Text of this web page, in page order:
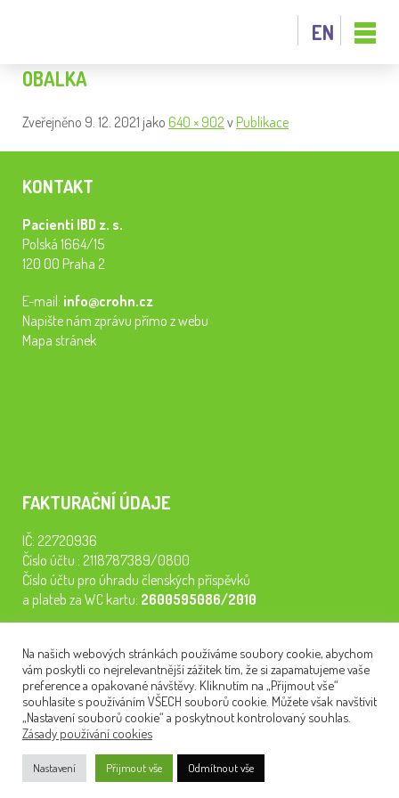
EN
OBALKA
Zveřejněno 9. 12. 2021 jako 640 × 902v Publikace
KONTAKT
Pacienti IBD z. s.
Polská 1664/15
120 00 Praha 2
E-mail: info@crohn.cz
Napište nám zprávu přímo z webu
Mapa stránek
FAKTURAČNÍ ÚDAJE
IČ: 22720936
Číslo účtu.: 2118787389/0800
Číslo účtu pro úhradu členských příspěvků
a plateb za WC kartu: 2600595086/2010
semináře, konferenci, plavbu na lodi a WC kartu. Z peněz
tiskneme odborné publikace pro pacienty.
NEWSLETTER
Na našich webových stránkách používáme soubory cookie, abychom
vám poskytli co nejrelevantnější zážitek tím, že si zapamatujeme vaše
preference a opakované návštěvy. Kliknutím na „Přijmout vše“
souhlasíte s používáním VŠECH souborů cookie. Můžete však navštívit
„Nastavení souborů cookie“ a poskytnout kontrolovaný souhlas.
Zásady používání cookies
Nastavení Přijmout vše Odmítnout vše